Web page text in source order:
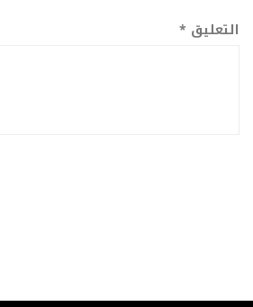
التعليق *